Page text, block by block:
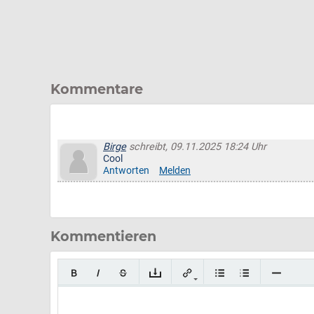
Kommentare
Birgeschreibt, 09.11.2025 18:24 Uhr
Cool
Antworten
Melden
Kommentieren